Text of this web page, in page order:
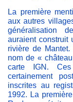
La première
aux autres
généralisation
auraient construit
rivière de
nom de «
carte IGN.
certainement
inscrites au
1992. La